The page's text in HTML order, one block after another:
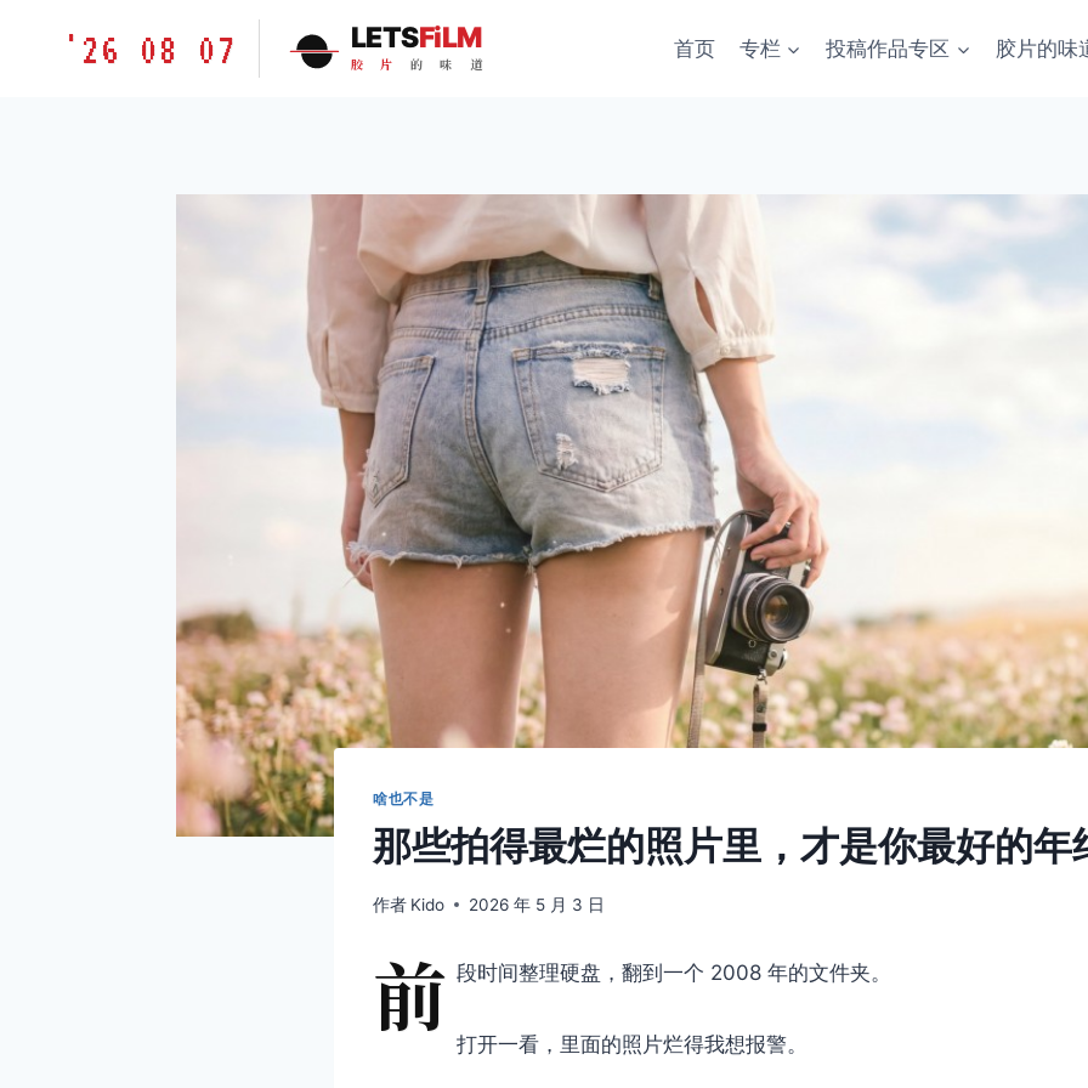
胶'26 08 07 LETSFiLM
胶 片 的 味 道
首页 专栏 投稿作品专区 胶片的味
啥也不是
那些拍得最烂的照片里，才是你最好的年
作者 Kido 2026 年 5 月 3 日
前 段时间整理硬盘，翻到一个 2008 年的文件夹。
打开一看，里面的照片烂得我想报警。